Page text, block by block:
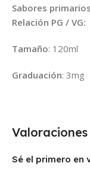
Sabores
Relación PG / VG:
Tamaño: 120ml
Graduación: 3mg
Valoraciones
Sé el primero en